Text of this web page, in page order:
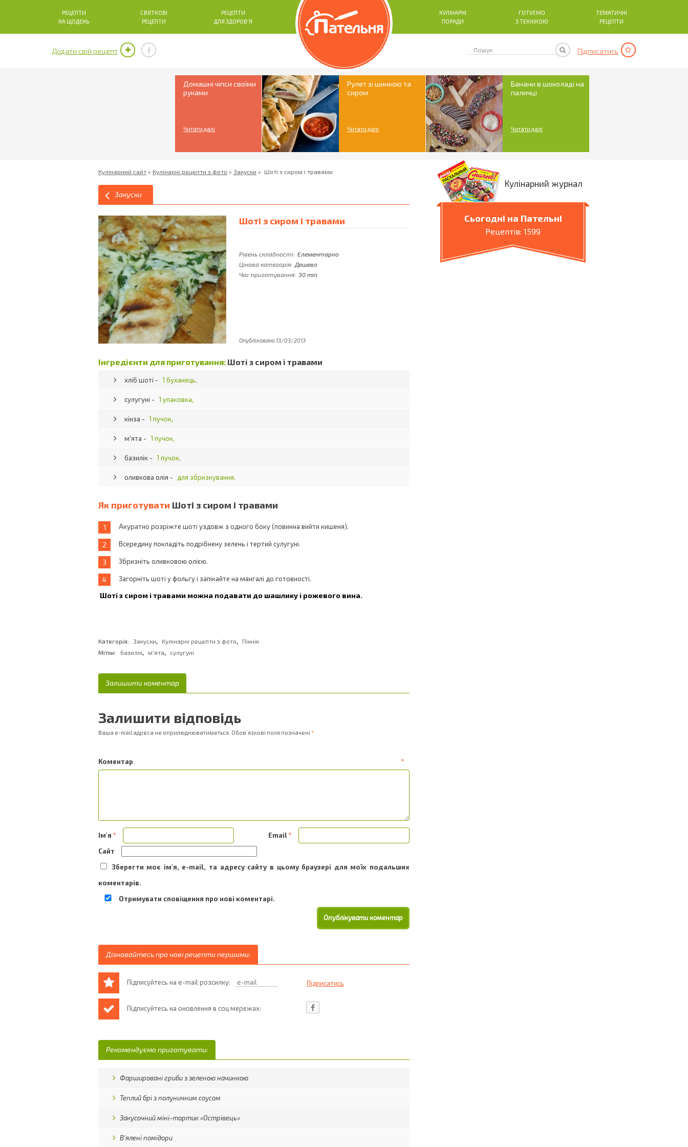
РЕЦЕПТИ
НА ЩОДЕНЬ
СВЯТКОВІ
РЕЦЕПТИ
РЕЦЕПТИ
ДЛЯ ЗДОРОВ'Я
КУЛІНАРНІ
ПОРАДИ
ГОТУЄМО
З ТЕХНІКОЮ
ТЕМАТИЧНІ
РЕЦЕПТИ
Додати свій рецепт Підписатись
Домашні чіпси своїми
руками
Читати далі
Рулет зі шинкою та
сиром
Читати далі
Банани в шоколаді на
паличці
Читати далі
Кулінарний сайт » Кулінарні рецепти з фото » Закуски » Шоті з сиром і травами
Закуски
Шоті з сиром і травами
Рівень складності: Елементарно
Цінова категорія: Дешево
Час приготування: 30 min
Опубліковано 13/03/2013
Інгредієнти для приготування: Шоті з сиром і травами
хліб шоті - 1 буханець,
сулугуні - 1 упаковка,
кінза - 1 пучок,
м'ята - 1 пучок,
базилік - 1 пучок,
оливкова олія - для збризкування.
Як приготувати Шоті з сиром і травами
Акуратно розріжте шоті уздовж з одного боку (повинна вийти кишеня).
Всередину покладіть подрібнену зелень і тертий сулугуні.
Збризніть оливковою олією.
Загорніть шоті у фольгу і запікайте на мангалі до готовності.
Шоті з сиром і травами можна подавати до шашлику і рожевого вина.
Категорія: Закуски, Кулінарні рецепти з фото,
Пікнік
Мітки:
базилік, м'ята, сулугуні
Залишити коментар
Залишити відповідь
Ваша e-mail адреса не оприлюднюватиметься. Обов’язкові поля позначені *
Коментар *
Ім'я * Email*
Сайт
Зберегти моє ім'я, e-mail, та адресу сайту в цьому браузері для моїх подальших
коментарів.
Отримувати сповіщення про нові коментарі.
Дізнавайтесь про нові рецепти першими:
Підписуйтесь на e-mail розсилку:
Підписуйтесь на оновлення в соц мережах:
Рекомендуємо приготувати:
Фаршировані гриби з зеленою начинкою
Теплий брі з полуничним соусом
Закусочний міні-тортик «Острівець»
В’ялені помідори
Кулінарний журнал
Сьогодні на Пательні
Рецептів: 1599